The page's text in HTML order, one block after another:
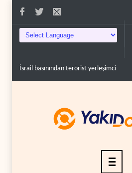
basınından terörist yerleşimcilere destek itiraf..